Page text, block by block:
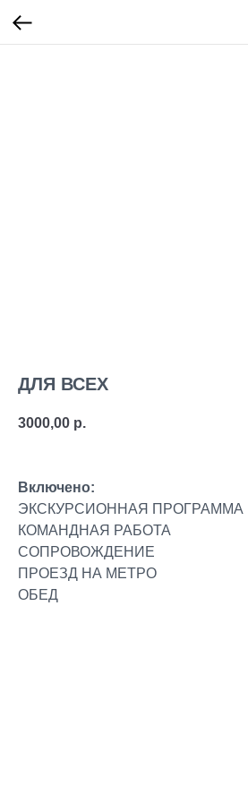
ДЛЯ ВСЕХ
3000,00 р.
Включено:
ЭКСКУРСИОННАЯ ПРОГРАММА
КОМАНДНАЯ РАБОТА
СОПРОВОЖДЕНИЕ
ПРОЕЗД НА МЕТРО
ОБЕД